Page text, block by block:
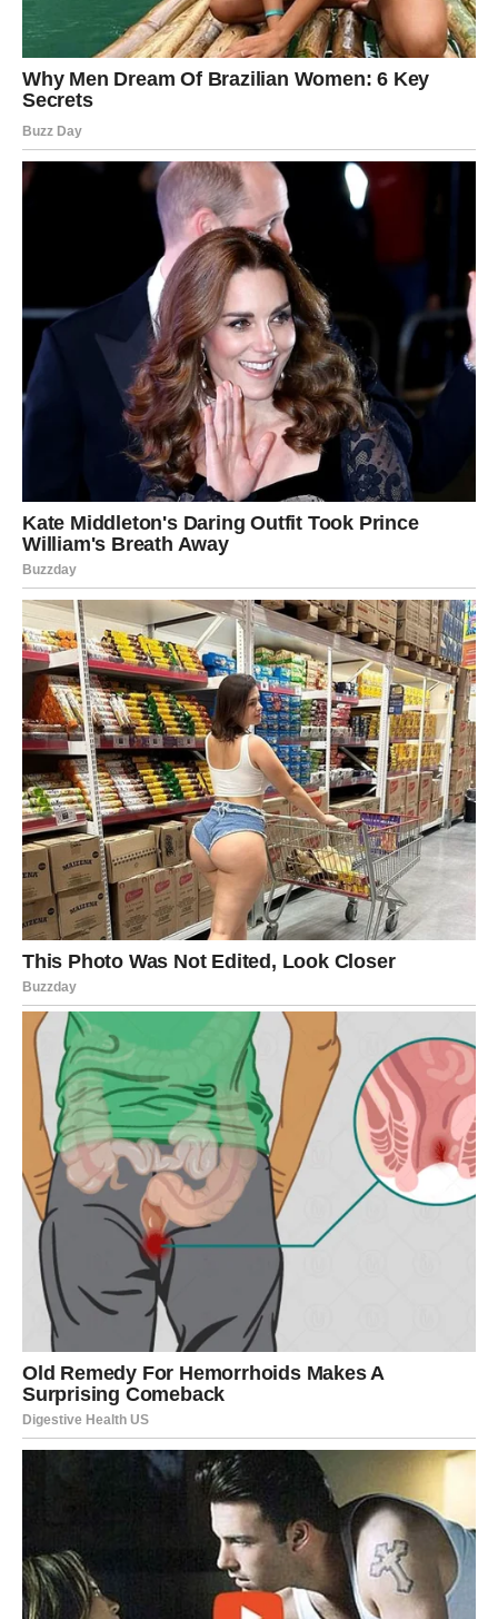
Vrijeme je da konačno prestanete
živjeti za druge
koji nisu znali cijeniti ono što radite za njih.
Često ste zaboravljali vlastite potrebe samo da biste
izbjegli sukobe ili razočaranja.
Ali zvijezde vam sada jasno poručuju — ne možete
pronaći sreću ako stalno zaboravljate sebe.
Mnogi Strijelčevi će tokom ovog perioda napraviti
promjene koje će ih kasnije dovesti do mnogo srećnijeg i
ispunjenijeg života.
Sudbina vam sada otkriva ono što
dugo niste mogli vidjeti
Sve kroz šta ste prošli nije bilo slučajno.
Svaka prepreka, svako razočaranje i svaki trenutak tokom
kojeg ste mislili da više ne možete dalje zapravo su vas
pripremali za istinu koju sada trebate saznati.
A kada konačno otvorite oči, shvatićete koliko zapravo
vrijedite.
Pred vama je period velikih istina i
još većih promjena
Zvijezde vam sada donose novu energiju, mnogo više
samopouzdanja i priliku da konačno vidite ljude i situacije
onakvima kakvi zaista jesu.
Mnogi Strijelčevi će tokom ovog perioda upoznati osobe
koje će im promijeniti život, donijeti odluke koje će ih
osloboditi stresa i konačno pronaći mir koji dugo traže.
Zato ne ignorišite znakove koje vam sudbina šalje.
Dobijate veoma važnu poruku zvijezda i kada konačno
shvatite njeno pravo značenje — šokiraćete se koliko se
vaš život može promijeniti u kratkom vremenu.